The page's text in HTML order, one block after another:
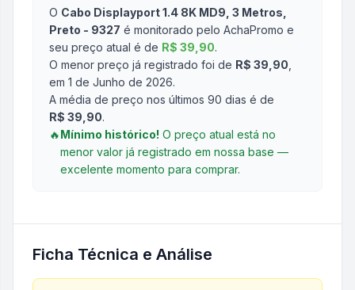
O Cabo Displayport 1.4 8K MD9, 3 Metros,
Preto - 9327 é monitorado pelo AchaPromo e
seu preço atual é de R$ 39,90.
O menor preço já registrado foi de R$ 39,90
em 1 de Junho de 2026.
A média de preço nos últimos 90 dias é de
R$ 39,90.
🔥Mínimo histórico! O preço atual está no
menor valor já registrado em nossa base —
excelente momento para comprar.
Ficha Técnica e Análise